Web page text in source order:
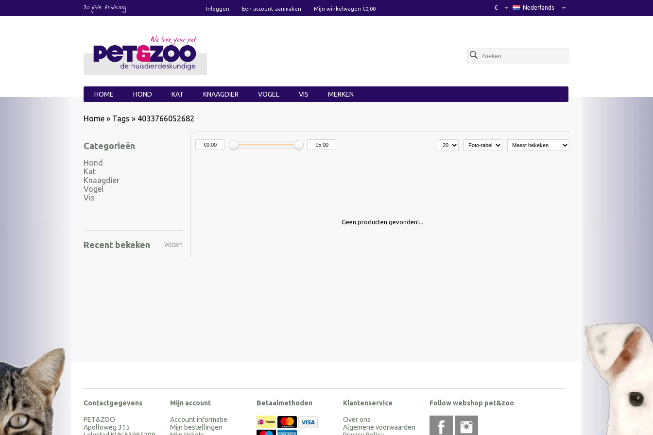
30 jaar ervaring Inloggen Een account aanmaken Mijn winkelwagen €0,00 Nederlands
€
HOME HOND KAT KNAAGDIER VOGEL VIS MERKEN
Home » Tags » 4033766052682
Categorieën
Hond
Kat
Knaagdier
Vogel
Vis
Recent bekeken Wissen
Geen producten gevonden!...
Contactgegevens
PET&ZOO
Apolloweg 315
Mijn account
Account informatie
Mijn bestellingen
Betaalmethoden Klantenservice
Over ons
Algemene voorwaarden
Follow webshop pet&zoo